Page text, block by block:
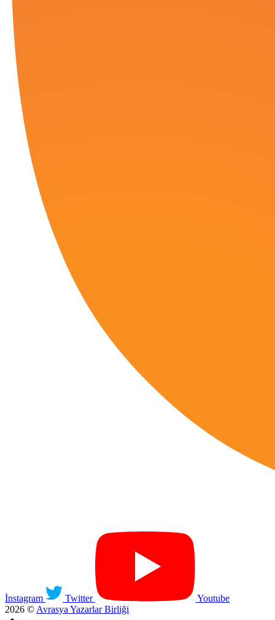
İnstagram Twitter
Youtube
2026 © Avrasya Yazarlar Birliği